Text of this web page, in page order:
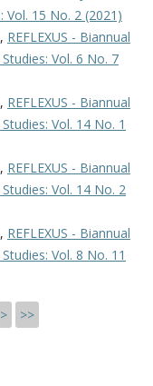
15 No. 2 (2021)
, REFLEXUS - Biannual
Vol. 6 No. 7
, REFLEXUS - Biannual
Vol. 14 No. 1
, REFLEXUS - Biannual
Vol. 14 No. 2
, REFLEXUS - Biannual
Vol. 8 No. 11
> >>